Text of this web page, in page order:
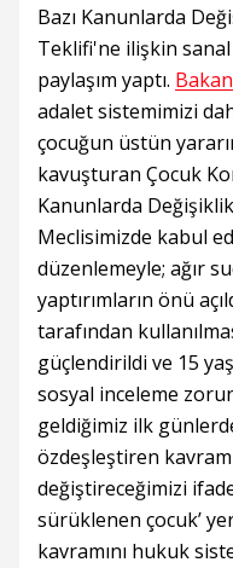
Bazı Kanunlarda
Teklifi'ne ilişkin
paylaşım yaptı.
adalet sistemimizi
çocuğun üstün
kavuşturan Çocuk
Kanunlarda
Meclisimizde kabul
düzenlemeyle; ağır
yaptırımların önü
tarafından
güçlendirildi ve 15
sosyal inceleme
geldiğimiz ilk
özdeşleştiren
değiştireceğimizi
sürüklenen çocuk’
kavramını hukuk